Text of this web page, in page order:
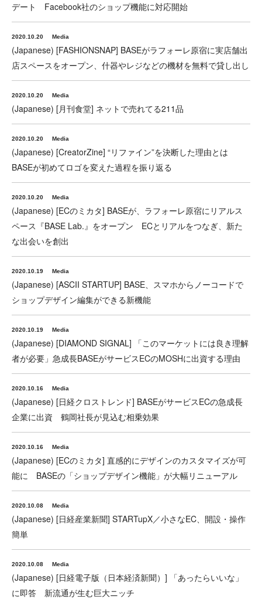
デート Facebook社のショップ機能に対応開始
2020.10.20 Media
(Japanese) [FASHIONSNAP] BASEがラフォーレ原宿に実店舗出
店スペースをオープン、什器やレジなどの機材を無料で貸し出し
2020.10.20 Media
(Japanese) [月刊食堂] ネットで売れてる211品
2020.10.20 Media
(Japanese) [CreatorZine] “リファイン”を決断した理由とは
BASEが初めてロゴを変えた過程を振り返る
2020.10.20 Media
(Japanese) [ECのミカタ] BASEが、ラフォーレ原宿にリアルス
ペース『BASE Lab.』をオープン ECとリアルをつなぎ、新た
な出会いを創出
2020.10.19 Media
(Japanese) [ASCII STARTUP] BASE、スマホからノーコードで
ショップデザイン編集ができる新機能
2020.10.19 Media
(Japanese) [DIAMOND SIGNAL] 「このマーケットには良き理解
者が必要」急成長BASEがサービスECのMOSHに出資する理由
2020.10.16 Media
(Japanese) [日経クロストレンド] BASEがサービスECの急成長
企業に出資 鶴岡社長が見込む相乗効果
2020.10.16 Media
(Japanese) [ECのミカタ] 直感的にデザインのカスタマイズが可
能に BASEの「ショップデザイン機能」が大幅リニューアル
2020.10.08 Media
(Japanese) [日経産業新聞] STARTupX／小さなEC、開設・操作
簡単
2020.10.08 Media
(Japanese) [日経電子版（日本経済新聞）] 「あったらいいな」
に即答 新流通が生む巨大ニッチ